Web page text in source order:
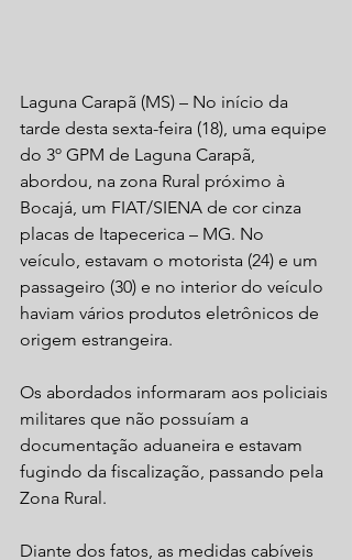
Laguna Carapã (MS) – No início da
tarde desta sexta-feira (18), uma equipe
do 3º GPM de Laguna Carapã,
abordou, na zona Rural próximo à
Bocajá, um FIAT/SIENA de cor cinza
placas de Itapecerica – MG. No
veículo, estavam o motorista (24) e um
passageiro (30) e no interior do veículo
haviam vários produtos eletrônicos de
origem estrangeira.
Os abordados informaram aos policiais
militares que não possuíam a
documentação aduaneira e estavam
fugindo da fiscalização, passando pela
Zona Rural.
Diante dos fatos, as medidas cabíveis